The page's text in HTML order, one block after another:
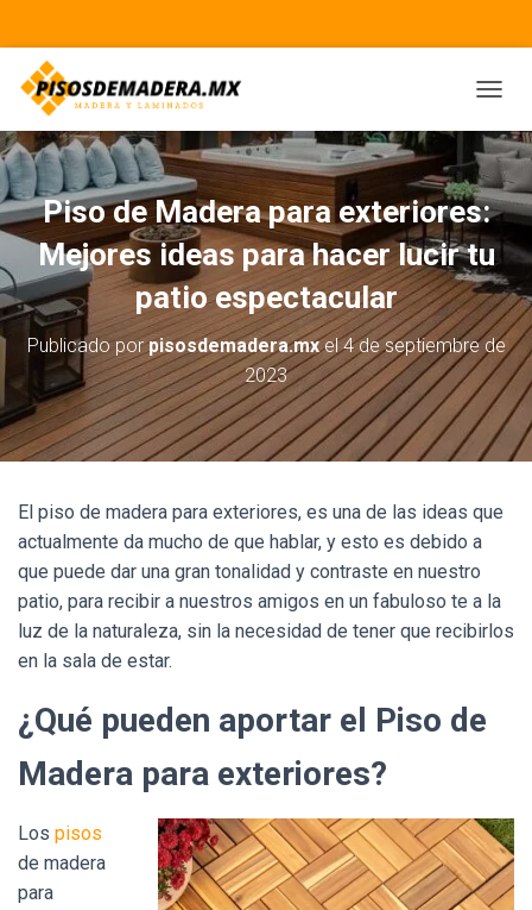
Piso de Madera para exteriores:
Mejores ideas para hacer lucir tu
patio espectacular
Publicado porpisosdemadera.mxel4 de septiembre de
2023
El piso de madera para exteriores, es una de las ideas que
actualmente da mucho de que hablar, y esto es debido a
que puede dar una gran tonalidad y contraste en nuestro
patio, para recibir a nuestros amigos en un fabuloso te a la
luz de la naturaleza, sin la necesidad de tener que recibirlos
en la sala de estar.
¿Qué pueden aportar el Piso de
Madera para exteriores?
Los pisos
de madera
para